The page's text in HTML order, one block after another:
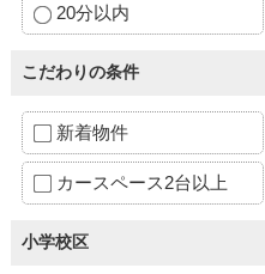
20分以内
こだわりの条件
新着物件
カースペース2台以上
小学校区